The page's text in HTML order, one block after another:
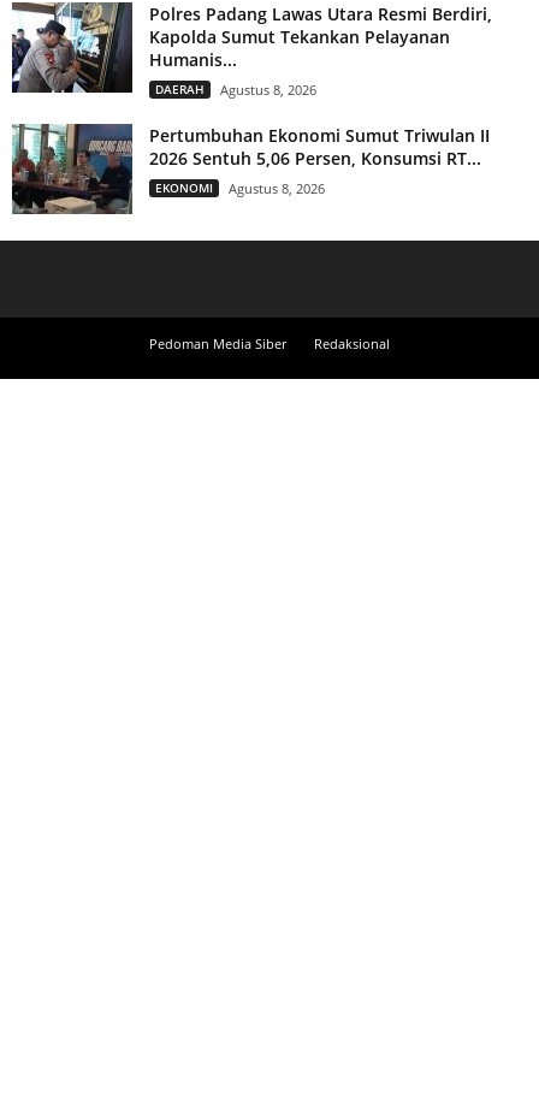
Polres Padang Lawas Utara Resmi Berdiri,
Kapolda Sumut Tekankan Pelayanan
Humanis...
DAERAH Agustus 8, 2026
Pertumbuhan Ekonomi Sumut Triwulan II
2026 Sentuh 5,06 Persen, Konsumsi RT...
EKONOMI Agustus 8, 2026
Pedoman Media Siber Redaksional